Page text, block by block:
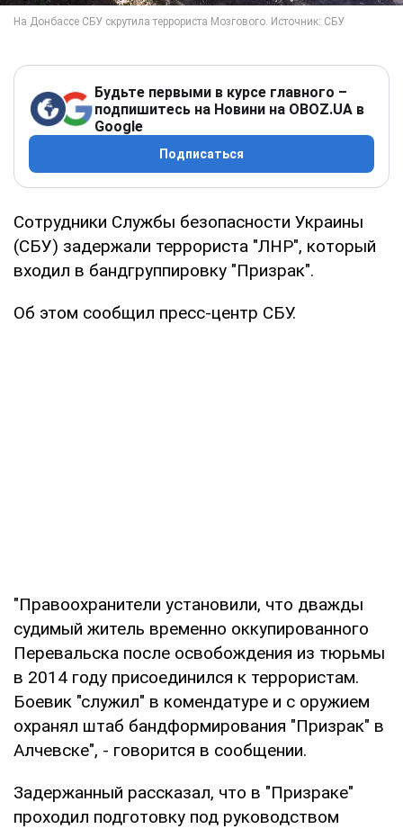
Будьте первыми в курсе главного –
подпишитесь на Новини на OBOZ.UA в
Google
Подписаться
Сотрудники Службы безопасности Украины
(СБУ) задержали террориста "ЛНР", который
входил в бандгруппировку "Призрак".
Об этом сообщил пресс-центр СБУ.
"Правоохранители установили, что дважды
судимый житель временно оккупированного
Перевальска после освобождения из тюрьмы
в 2014 году присоединился к террористам.
Боевик "служил" в комендатуре и с оружием
охранял штаб бандформирования "Призрак" в
Алчевске", - говорится в сообщении.
Задержанный рассказал, что в "Призраке"
проходил подготовку под руководством